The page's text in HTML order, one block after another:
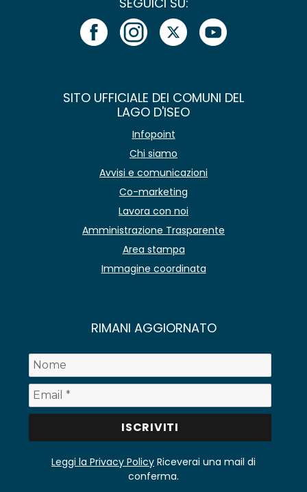
SITO UFFICIALE DEI COMUNI DEL
LAGO D'ISEO
Infopoint
Chi siamo
Avvisi e comunicazioni
Co-marketing
Lavora con noi
Amministrazione Trasparente
Area stampa
Immagine coordinata
RIMANI AGGIORNATO
Leggi la Privacy Policy Riceverai una mail di
conferma.